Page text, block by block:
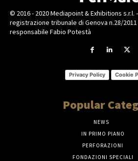
© 2016 - 2020 Mediapoint & Exhibitions s.r.l.
registrazione tribunale di Genova n.28/
responsabile Fabio Potestà
Privacy Policy Cookie
Popular
NEWS
IN PRIMO PIANO
PERFORAZIONI
FONDAZIONI SPECIALI